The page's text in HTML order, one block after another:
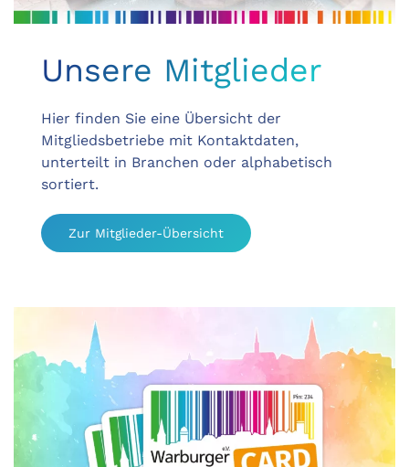
Unsere Mitglieder
Hier finden Sie eine Übersicht der
Mitgliedsbetriebe mit Kontaktdaten,
unterteilt in Branchen oder alphabetisch
sortiert.
Zur Mitglieder-Übersicht